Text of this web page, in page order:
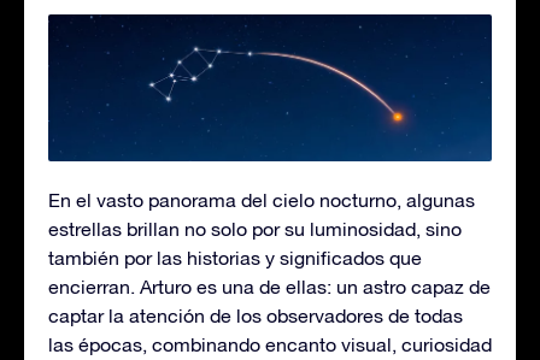
En el vasto panorama del cielo nocturno, algunas
estrellas brillan no solo por su luminosidad, sino
también por las historias y significados que
encierran. Arturo es una de ellas: un astro capaz de
captar la atención de los observadores de todas
las épocas, combinando encanto visual, curiosidad